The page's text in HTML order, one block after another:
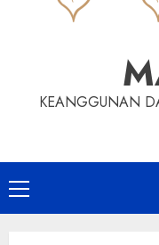
KEANGGUNAN